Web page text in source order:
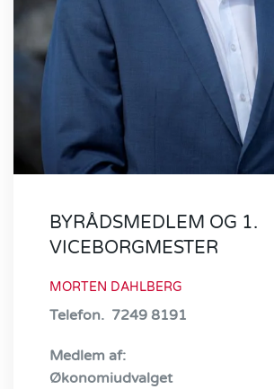
BYRÅDSMEDLEM OG 1.
VICEBORGMESTER
MORTEN DAHLBERG
Telefon. 7249 8191
Medlem af:
Økonomiudvalget